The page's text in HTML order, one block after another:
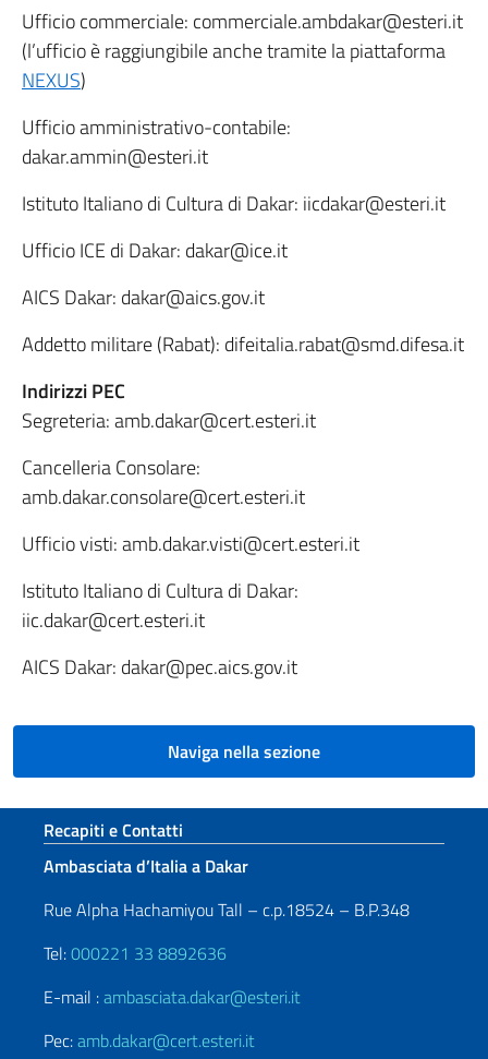
Ufficio commerciale: commerciale.ambdakar@esteri.it
(l’ufficio è raggiungibile anche tramite la piattaforma
NEXUS)
Ufficio amministrativo-contabile:
dakar.ammin@esteri.it
Istituto Italiano di Cultura di Dakar: iicdakar@esteri.it
Ufficio ICE di Dakar: dakar@ice.it
AICS Dakar: dakar@aics.gov.it
Addetto militare (Rabat): difeitalia.rabat@smd.difesa.it
Indirizzi PEC
Segreteria: amb.dakar@cert.esteri.it
Cancelleria Consolare:
amb.dakar.consolare@cert.esteri.it
Ufficio visti: amb.dakar.visti@cert.esteri.it
Istituto Italiano di Cultura di Dakar:
iic.dakar@cert.esteri.it
AICS Dakar: dakar@pec.aics.gov.it
Naviga nella sezione
Sezione footer
Recapiti e Contatti
Ambasciata d’Italia a Dakar
Rue Alpha Hachamiyou Tall – c.p.18524 – B.P.348
Tel:000221 33 8892636
E-mail :ambasciata.dakar@esteri.it
Pec:amb.dakar@cert.esteri.it